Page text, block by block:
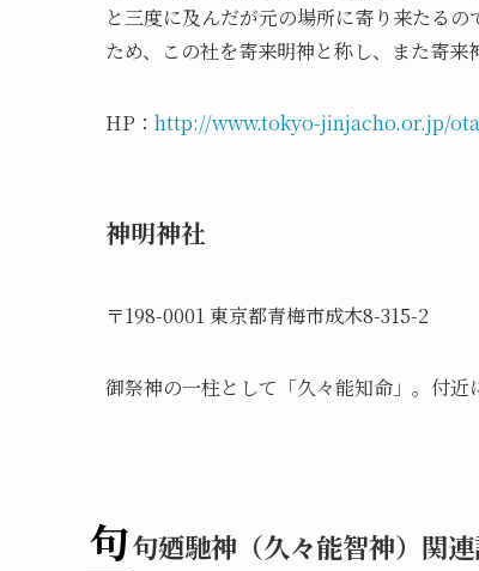
と三度に及んだが元の場所に寄り来たる
ため、この社を寄来明神と称し、また寄来
HP： http://www.tokyo-jinjacho.or.jp/
神明神社
〒198-0001 東京都青梅市成木8-315-2
御祭神の一柱として「久々能知命」。付近
句句廼馳神（久々能智神）関